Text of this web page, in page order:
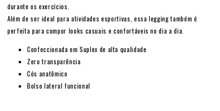
durante os exercícios.
Além de ser ideal para atividades esportivas, essa legging também é
perfeita para compor looks casuais e confortáveis no dia a dia.
Confeccionada em Suplex de alta qualidade
Zero transparência
Cós anatômico
Bolso lateral funcional